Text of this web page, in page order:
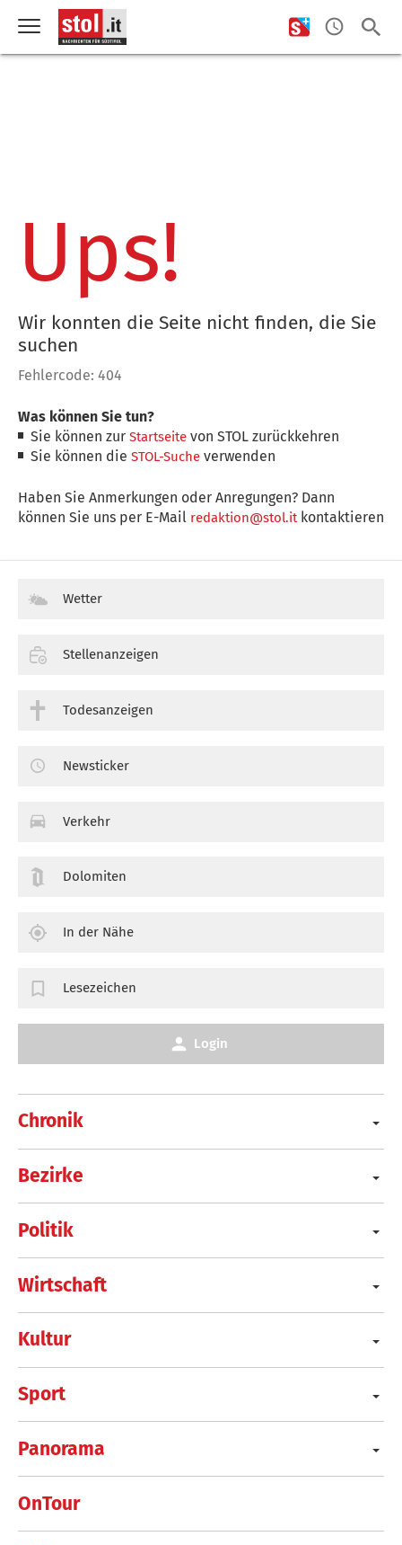
Ups!
Wir konnten die Seite nicht finden, die Sie
suchen
Fehlercode: 404
Was können Sie tun?
Sie können zurStartseite von STOL zurückkehren
Sie können dieSTOL-Suche verwenden
Haben Sie Anmerkungen oder Anregungen? Dann
können Sie uns per E-Mail redaktion@stol.itkontaktieren
Chronik
Bezirke
Politik
Wirtschaft
Kultur
Sport
Panorama
OnTour
Wetter
Stellenanzeigen
Todesanzeigen
Newsticker
Verkehr
Dolomiten
In der Nähe
Lesezeichen
Login